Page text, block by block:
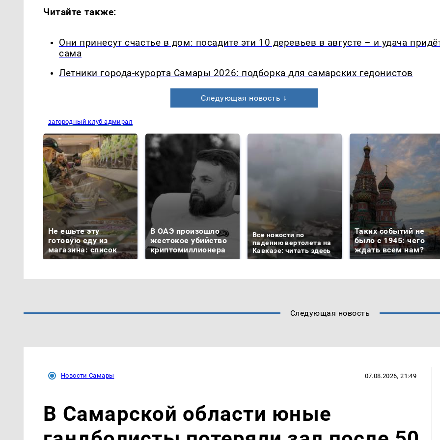
Читайте также:
Они принесут счастье в дом: посадите эти 10 деревьев в августе – и удача
сама
Летники города-курорта Самары 2026: подборка для самарских гедонистов
Следующая новость ↓
загородный клуб адмирал
Не ешьте эту
готовую еду из
магазина: список
В ОАЭ произошло
жестокое убийство
криптомиллионера
Все новости по
падению вертолета на
Кавказе: читать здесь
Таких событий не
было с 1945: чего
ждать всем нам?
Следующая новость
Новости Самары 07.08.2026, 21:49
В Самарской области юные